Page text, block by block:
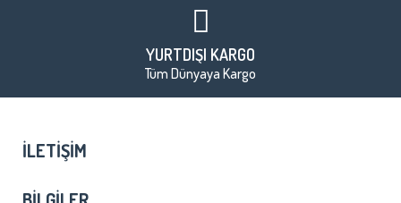
YURTDIŞI KARGO
Tüm Dünyaya Kargo
İLETIŞIM